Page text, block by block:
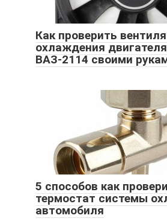
Как проверить
охлаждения
ВАЗ-2114 своими
5 способов как
термостат системы
автомобиля